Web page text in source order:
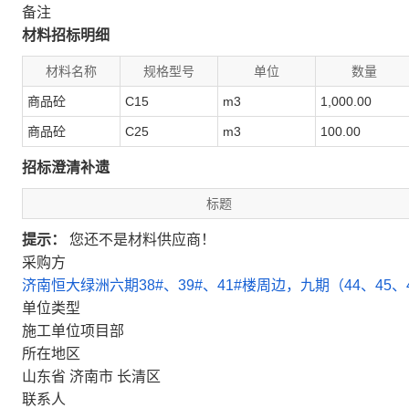
备注
材料招标明细
材料名称 规格型号 单位 数量
商品砼 C15 m3 1,000.00
商品砼 C25 m3 100.00
招标澄清补遗
标题
提示：
您还不是材料供应商！
采购方
济南恒大绿洲六期38#、39#、41#楼周边，九期（44、45
单位类型
施工单位项目部
所在地区
山东省 济南市 长清区
联系人